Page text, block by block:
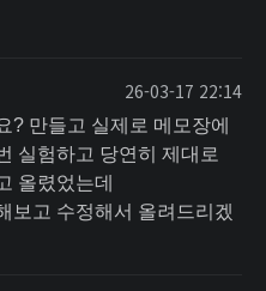
26-03-17 22:14
? 만들고 실제로 메모장에
실험하고 당연히 제대로
올렸었는데
보고 수정해서 올려드리겠